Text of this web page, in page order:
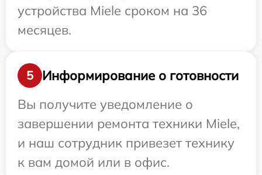
устройства Miele сроком на 36
месяцев.
5
Информирование о готовности
Вы получите уведомление о
завершении ремонта техники Miele,
и наш сотрудник привезет технику
к вам домой или в офис.